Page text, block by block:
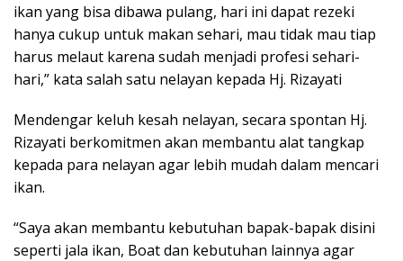
ikan yang bisa dibawa pulang, hari ini dapat rezeki
hanya cukup untuk makan sehari, mau tidak mau tiap
harus melaut karena sudah menjadi profesi sehari-
hari,” kata salah satu nelayan kepada Hj. Rizayati
Mendengar keluh kesah nelayan, secara spontan Hj.
Rizayati berkomitmen akan membantu alat tangkap
kepada para nelayan agar lebih mudah dalam mencari
ikan.
“Saya akan membantu kebutuhan bapak-bapak disini
seperti jala ikan, Boat dan kebutuhan lainnya agar